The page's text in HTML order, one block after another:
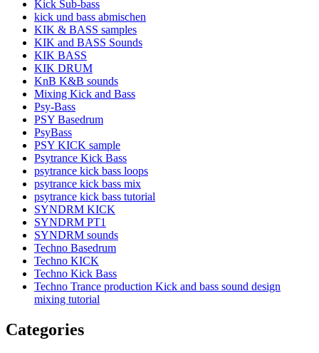
Kick Sub-bass
kick und bass abmischen
KIK & BASS samples
KIK and BASS Sounds
KIK BASS
KIK DRUM
KnB K&B sounds
Mixing Kick and Bass
Psy-Bass
PSY Basedrum
PsyBass
PSY KICK sample
Psytrance Kick Bass
psytrance kick bass loops
psytrance kick bass mix
psytrance kick bass tutorial
SYNDRM KICK
SYNDRM PT1
SYNDRM sounds
Techno Basedrum
Techno KICK
Techno Kick Bass
Techno Trance production Kick and bass sound design
mixing tutorial
Categories